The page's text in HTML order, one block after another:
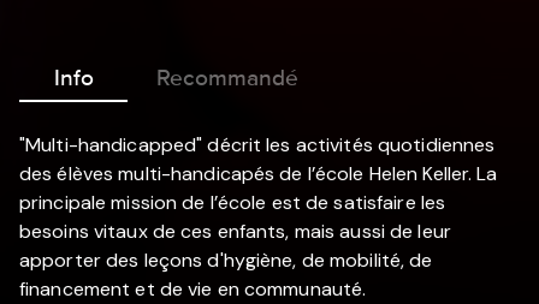
Info Recommandé
"Multi-handicapped" décrit les activités quotidiennes
des élèves multi-handicapés de l’école Helen Keller. La
principale mission de l’école est de satisfaire les
besoins vitaux de ces enfants, mais aussi de leur
apporter des leçons d'hygiène, de mobilité, de
financement et de vie en communauté.